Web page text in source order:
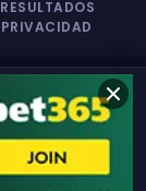
RESULTADOS
PRIVACIDAD